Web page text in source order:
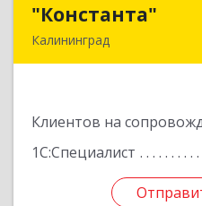
"Константа"
Калининград
Клиентов на
1С:Специалист